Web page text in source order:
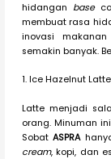
hidangan base
membuat rasa
inovasi
semakin banyak.
1. Ice Hazelnut Latte
Latte menjadi
orang. Minuman
SobatASPRA
cream, kopi, dan